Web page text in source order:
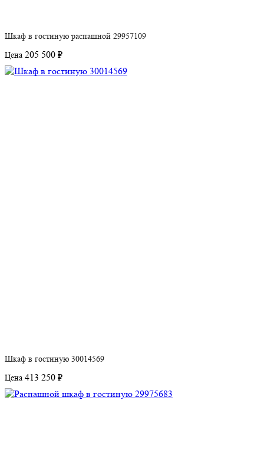
Шкаф в гостиную распашной 29957109
Цена 205 500 ₽
Шкаф в гостиную 30014569
Цена 413 250 ₽